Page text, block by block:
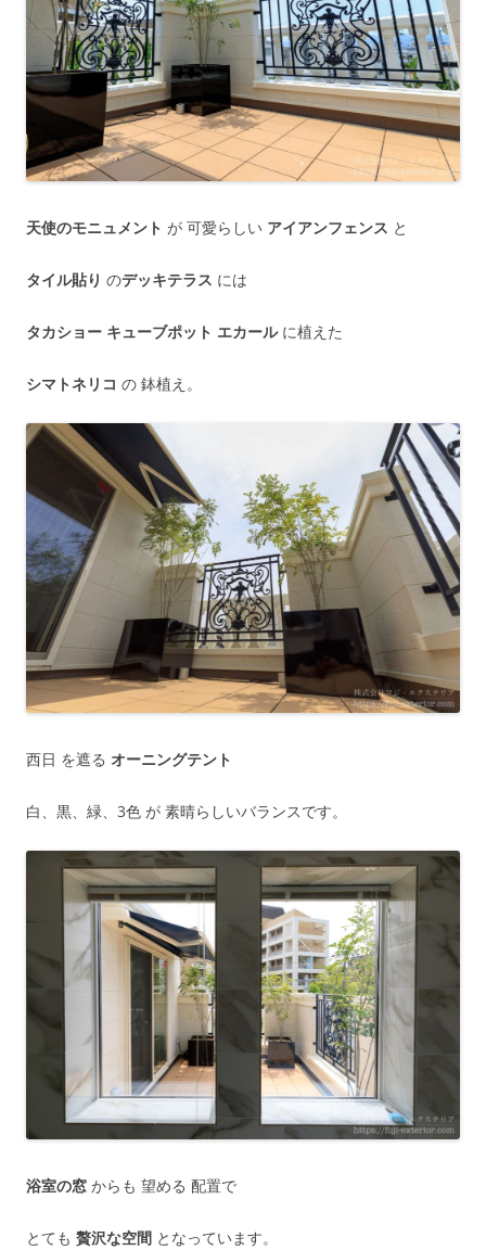
天使のモニュメント が 可愛らしい アイアンフェンス と
タイル貼り のデッキテラス には
タカショー キューブポット エカールに植えた
シマトネリコ の 鉢植え。
西日 を遮る オーニングテント
白、黒、緑、3色 が 素晴らしいバランスです。
浴室の窓 からも 望める 配置で
とても 贅沢な空間 となっています。